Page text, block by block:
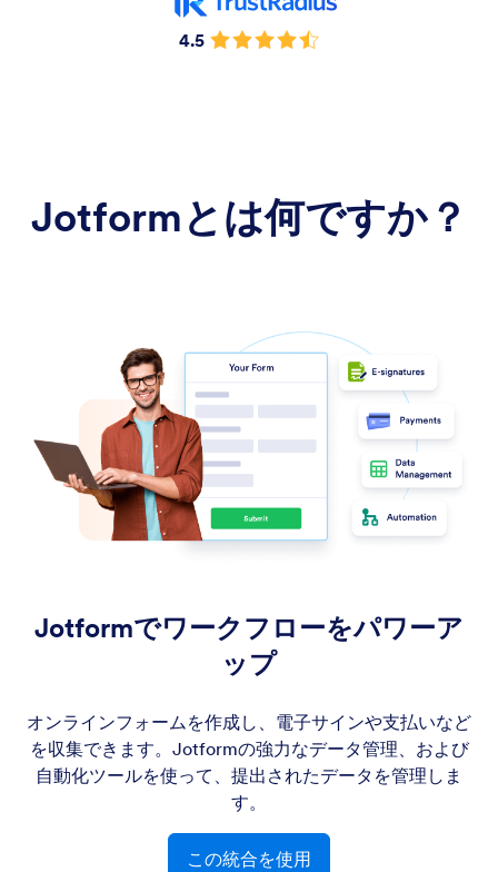
4.5
Jotformとは何ですか？
Jotformでワークフローをパワーア
ップ
オンラインフォームを作成し、電子サインや支払いなど
を収集できます。Jotformの強力なデータ管理、および
自動化ツールを使って、提出されたデータを管理しま
す。
この統合を使用